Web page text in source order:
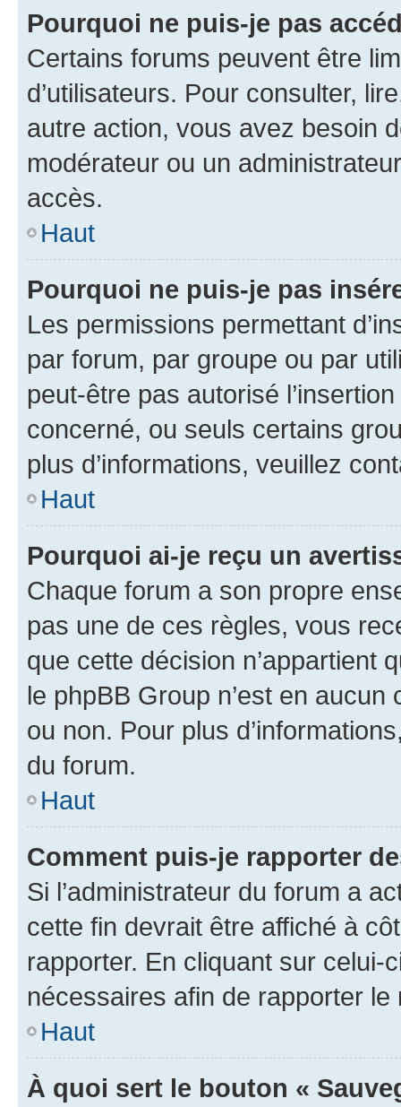
Pourquoi ne puis-je pas
Certains forums peuvent être
d’utilisateurs. Pour consulter,
autre action, vous avez besoin
modérateur ou un
accès.
Haut
Pourquoi ne puis-je pas
Les permissions permettant
par forum, par groupe ou par
peut-être pas autorisé
concerné, ou seuls certains
plus d’informations, veuillez
Haut
Pourquoi ai-je reçu un
Chaque forum a son propre
pas une de ces règles, vous
que cette décision n’appartient
le phpBB Group n’est en
ou non. Pour plus
du forum.
Haut
Comment puis-je rapporter
Si l’administrateur du forum a
cette fin devrait être affiché à
rapporter. En cliquant sur
nécessaires afin de rapporter le
Haut
À quoi sert le bouton «